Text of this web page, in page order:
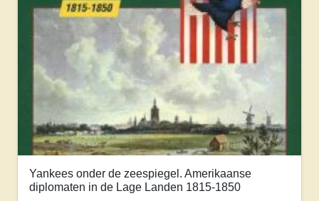
Yankees onder de zeespiegel. Amerikaanse
diplomaten in de Lage Landen 1815-1850